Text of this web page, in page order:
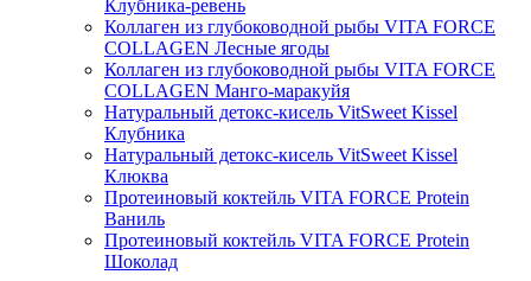
Клубника-ревень
Коллаген из глубоководной рыбы VITA FORCE
COLLAGEN Лесные ягоды
Коллаген из глубоководной рыбы VITA FORCE
COLLAGEN Манго-маракуйя
Натуральный детокс-кисель VitSweet Kissel
Клубника
Натуральный детокс-кисель VitSweet Kissel
Клюква
Протеиновый коктейль VITA FORCE Protein
Ваниль
Протеиновый коктейль VITA FORCE Protein
Шоколад